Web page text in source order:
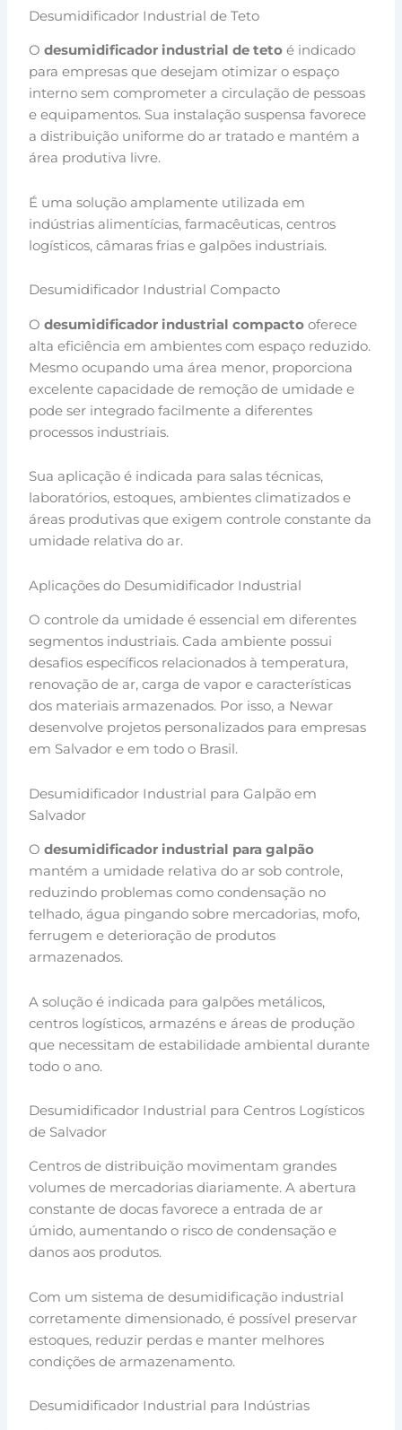
Desumidificador Industrial de Teto
Odesumidificador industrial de teto é indicado
para empresas que desejam otimizar o espaço
interno sem comprometer a circulação de pessoas
e equipamentos. Sua instalação suspensa favorece
a distribuição uniforme do ar tratado e mantém a
área produtiva livre.
É uma solução amplamente utilizada em
indústrias alimentícias, farmacêuticas, centros
logísticos, câmaras frias e galpões industriais.
Desumidificador Industrial Compacto
Odesumidificador industrial compacto oferece
alta eficiência em ambientes com espaço reduzido.
Mesmo ocupando uma área menor, proporciona
excelente capacidade de remoção de umidade e
pode ser integrado facilmente a diferentes
processos industriais.
Sua aplicação é indicada para salas técnicas,
laboratórios, estoques, ambientes climatizados e
áreas produtivas que exigem controle constante da
umidade relativa do ar.
Aplicações do Desumidificador Industrial
O controle da umidade é essencial em diferentes
segmentos industriais. Cada ambiente possui
desafios específicos relacionados à temperatura,
renovação de ar, carga de vapor e características
dos materiais armazenados. Por isso, a Newar
desenvolve projetos personalizados para empresas
em Salvador e em todo o Brasil.
Desumidificador Industrial para Galpão em
Salvador
Odesumidificador industrial para galpão
mantém a umidade relativa do ar sob controle,
reduzindo problemas como condensação no
telhado, água pingando sobre mercadorias, mofo,
ferrugem e deterioração de produtos
armazenados.
A solução é indicada para galpões metálicos,
centros logísticos, armazéns e áreas de produção
que necessitam de estabilidade ambiental durante
todo o ano.
Desumidificador Industrial para Centros Logísticos
de Salvador
Centros de distribuição movimentam grandes
volumes de mercadorias diariamente. A abertura
constante de docas favorece a entrada de ar
úmido, aumentando o risco de condensação e
danos aos produtos.
Com um sistema de desumidificação industrial
corretamente dimensionado, é possível preservar
estoques, reduzir perdas e manter melhores
condições de armazenamento.
Desumidificador Industrial para Indústrias